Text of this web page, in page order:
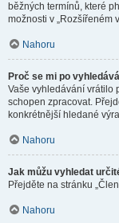
běžných termínů, které
možnosti v „Rozšířeném
Nahoru
Proč se mi po
Vaše vyhledávání vrátilo
schopen zpracovat.
konkrétnější hledané
Nahoru
Jak můžu vyhledat
Přejděte na stránku
Nahoru